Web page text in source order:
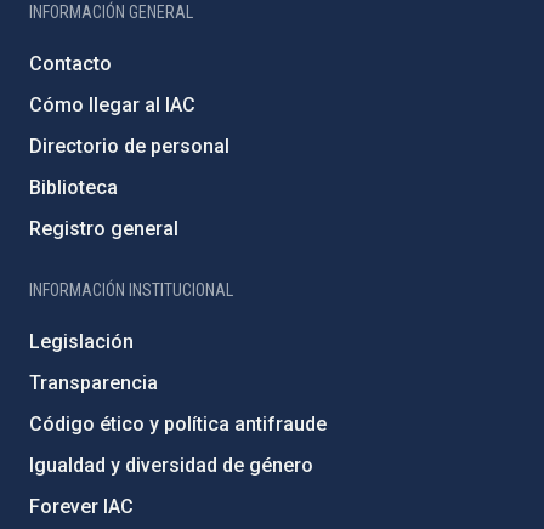
INFORMACIÓN GENERAL
Contacto
Cómo llegar al IAC
Directorio de personal
Biblioteca
Registro general
INFORMACIÓN INSTITUCIONAL
Legislación
Transparencia
Código ético y política antifraude
Igualdad y diversidad de género
Forever IAC